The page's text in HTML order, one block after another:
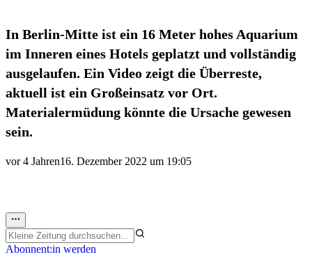
In Berlin-Mitte ist ein 16 Meter hohes Aquarium
im Inneren eines Hotels geplatzt und vollständig
ausgelaufen. Ein Video zeigt die Überreste,
aktuell ist ein Großeinsatz vor Ort.
Materialermüdung könnte die Ursache gewesen
sein.
vor 4 Jahren16. Dezember 2022 um 19:05
Abonnent:in werden